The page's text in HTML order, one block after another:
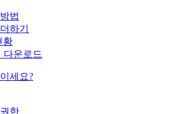
법
하기
황
다운로드
세요?
한